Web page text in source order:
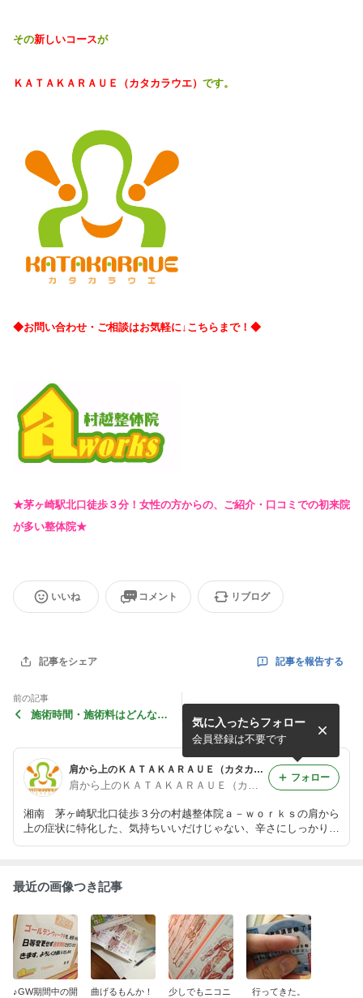
その新しいコースが
ＫＡＴＡＫＡＲＡＵＥ（カタカラウエ） です。
◆お問い合わせ・ご相談はお気軽に↓こちらまで！◆
★茅ヶ崎駅北口徒歩３分！女性の方からの、ご紹介・口コミでの初来院
が多い整体院★
いいね コメント リブログ
記事をシェア 記事を報告する
前の記事
施術時間・施術料はどんな感
肩から上のＫＡＴＡＫＡＲＡＵＥ（カタカラウエ）のブログ
湘南 茅ヶ崎駅北口徒歩３分の村越整体院ａ－ｗｏｒｋｓの肩から
上の症状に特化した、気持ちいいだけじゃない、辛さにしっかり対
応する施術。“肩から上の”“ＫＡＴＡＫＡＲＡＵＥ”のブログです☆
気に入ったらフォロー
会員登録は不要です
フォロー
最近の画像つき記事
♪GW期間中の開
曲げるもんか！
少しでもニコニ
行ってきた。